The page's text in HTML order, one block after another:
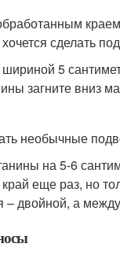
краем
сделать
5
загните вниз
необычные
на 5-6
еще раз, но
– двойной, а